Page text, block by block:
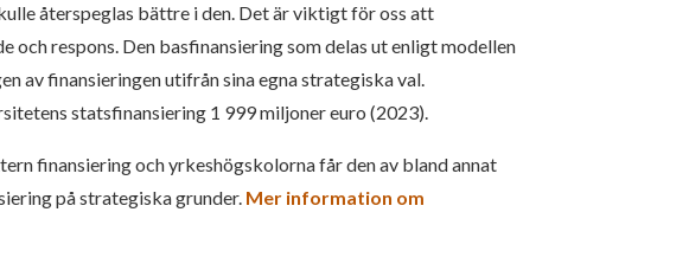
återspeglas bättre i den. Det är viktigt för oss att
respons. Den basfinansiering som delas ut enligt modellen
av finansieringen utifrån sina egna strategiska val.
statsfinansiering 1 999 miljoner euro (2023).
finansiering och yrkeshögskolorna får den av bland annat
på strategiska grunder. Mer information om